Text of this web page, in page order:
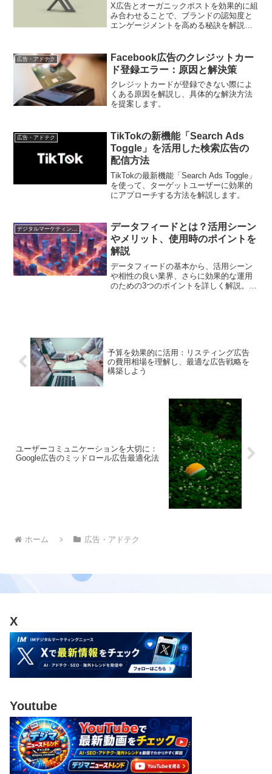
X広告とオーガニックポストを効果的に組
み合わせることで、ブランドの認知度と
エンゲージメントを高める秘訣を解説し
広告・アドテク
Facebook広告のクレジットカー
ド登録エラー：原因と解決策
クレジットカードが登録できない際によ
くある原因を解説し、具体的な解決方法
を提案します。
広告・アドテク
TikTokの新機能「Search Ads
Toggle」を活用した検索広告の
配信方法
TikTokの最新機能「Search Ads Toggle」
を使って、ターゲットユーザーに効果的
にアプローチする方法を解説します。
データフィードとは？活用シーン
やメリット、使用時のポイントを
解説
データフィードの基本から、活用シーン
や相性の良い業界、さらに効果的な運用
のための3つのポイントを詳しく解説。デ
予算を効果的に活用：リスティング広告
の費用相場を理解し、最適な広告戦略を
構築しよう
ユーザーコミュニケーションを大切に：
Google広告のミッドロール広告最適化法
ホーム 広告・アドテク
X
Youtube